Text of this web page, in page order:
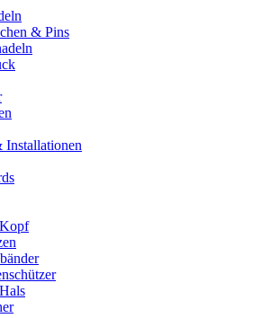
& Pins
Installationen